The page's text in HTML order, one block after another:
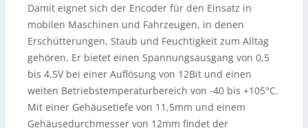
Damit eignet sich der Encoder für den Einsatz in
mobilen Maschinen und Fahrzeugen, in denen
Erschütterungen, Staub und Feuchtigkeit zum Alltag
gehören. Er bietet einen Spannungsausgang von 0,5
bis 4,5V bei einer Auflösung von 12Bit und einen
weiten Betriebstemperaturbereich von -40 bis +105°C.
Mit einer Gehäusetiefe von 11,5mm und einem
Gehäusedurchmesser von 12mm findet der